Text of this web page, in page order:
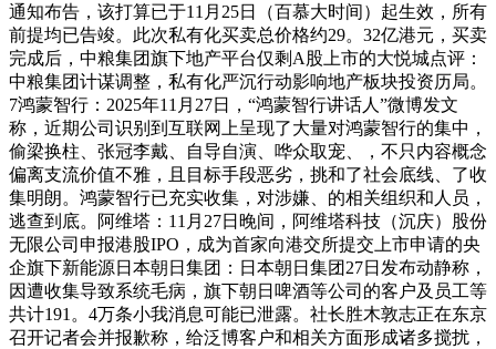
通知布告，该打算已于11月25日（百慕大时间）起生效，所有
前提均已告竣。此次私有化买卖总价格约29。32亿港元，买卖
完成后，中粮集团旗下地产平台仅剩A股上市的大悦城点评：
中粮集团计谋调整，私有化严沉行动影响地产板块投资历局。
7鸿蒙智行：2025年11月27日，“鸿蒙智行讲话人”微博发文
称，近期公司识别到互联网上呈现了大量对鸿蒙智行的集中，
偷梁换柱、张冠李戴、自导自演、哗众取宠、，不只内容概念
偏离支流价值不雅，且目标手段恶劣，挑和了社会底线、了收
集明朗。鸿蒙智行已充实收集，对涉嫌、的相关组织和人员，
逃查到底。阿维塔：11月27日晚间，阿维塔科技（沉庆）股份
无限公司申报港股IPO，成为首家向港交所提交上市申请的央
企旗下新能源日本朝日集团：日本朝日集团27日发布动静称，
因遭收集导致系统毛病，旗下朝日啤酒等公司的客户及员工等
共计191。4万条小我消息可能已泄露。社长胜木敦志正在东京
召开记者会并报歉称，给泛博客户和相关方面形成诸多搅扰，